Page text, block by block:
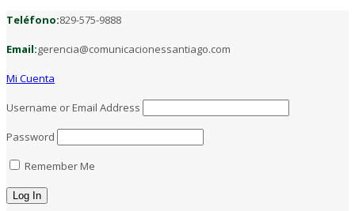
Teléfono:829-575-9888
Email:gerencia@comunicacionessantiago.com
Mi Cuenta
Username or Email Address
Password
Remember Me